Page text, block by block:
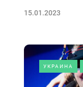
15.01.2023
УКРАИНА